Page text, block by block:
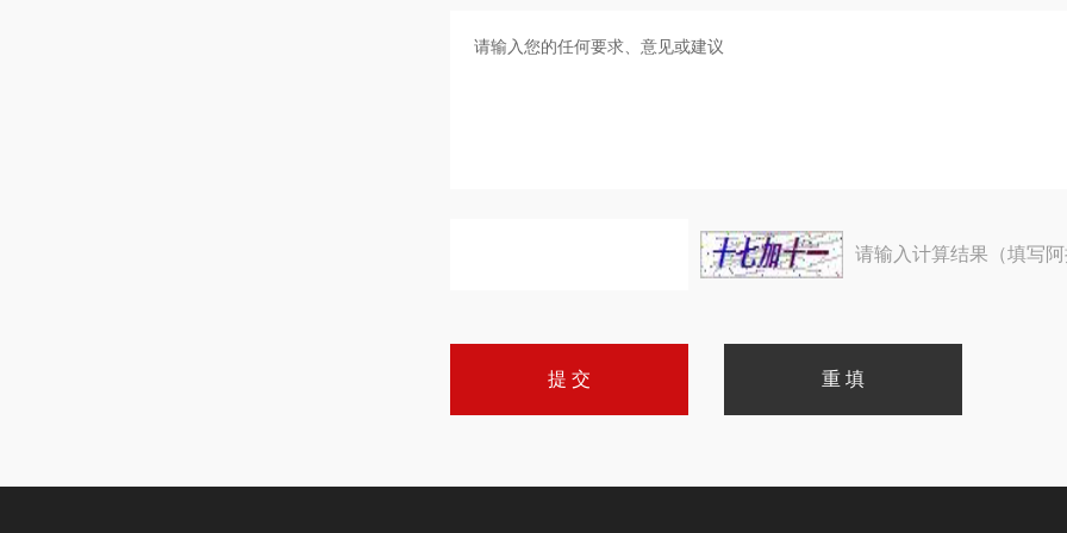
请输入计算结果（填写